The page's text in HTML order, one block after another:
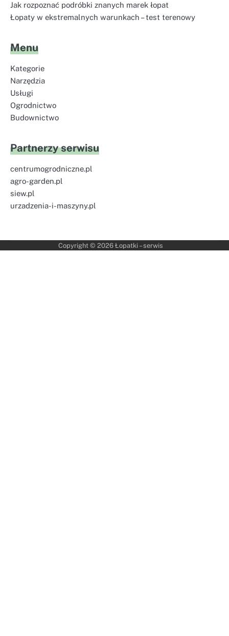
Jak rozpoznać podróbki znanych marek łopat
Łopaty w ekstremalnych warunkach – test terenowy
Menu
Kategorie
Narzędzia
Usługi
Ogrodnictwo
Budownictwo
Partnerzy serwisu
centrumogrodniczne.pl
agro-garden.pl
siew.pl
urzadzenia-i-maszyny.pl
Copyright © 2026 Łopatki – serwis